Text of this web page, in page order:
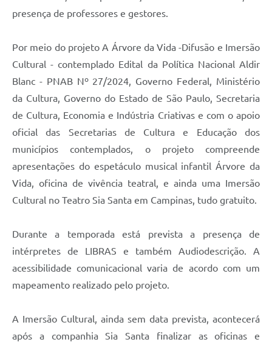
presença de professores e gestores.
Por meio do projeto A Árvore da Vida -Difusão e Imersão
Cultural - contemplado Edital da Política Nacional Aldir
Blanc - PNAB Nº 27/2024, Governo Federal, Ministério
da Cultura, Governo do Estado de São Paulo, Secretaria
de Cultura, Economia e Indústria Criativas e com o apoio
oficial das Secretarias de Cultura e Educação dos
municípios contemplados, o projeto compreende
apresentações do espetáculo musical infantil Árvore da
Vida, oficina de vivência teatral, e ainda uma Imersão
Cultural no Teatro Sia Santa em Campinas, tudo gratuito.
Durante a temporada está prevista a presença de
intérpretes de LIBRAS e também Audiodescrição. A
acessibilidade comunicacional varia de acordo com um
mapeamento realizado pelo projeto.
A Imersão Cultural, ainda sem data prevista, acontecerá
após a companhia Sia Santa finalizar as oficinas e